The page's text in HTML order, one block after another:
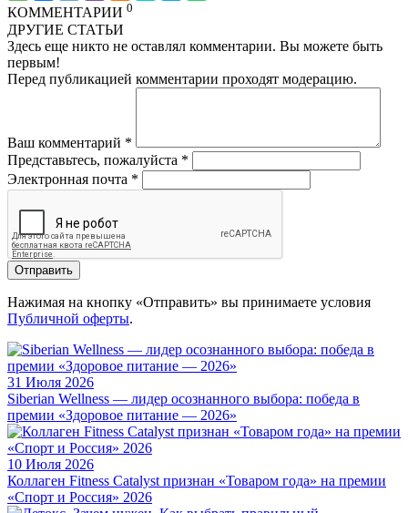
КОММЕНТАРИИ 0
ДРУГИЕ СТАТЬИ
Здесь еще никто не оставлял комментарии. Вы можете быть
первым!
Перед публикацией комментарии проходят модерацию.
Ваш комментарий *
Представьтесь, пожалуйста *
Электронная почта *
Отправить
Нажимая на кнопку «Отправить» вы принимаете условия
Публичной оферты.
31 Июля 2026
Siberian Wellness — лидер осознанного выбора: победа в
премии «Здоровое питание — 2026»
10 Июля 2026
Коллаген Fitness Catalyst признан «Товаром года» на премии
«Спорт и Россия» 2026